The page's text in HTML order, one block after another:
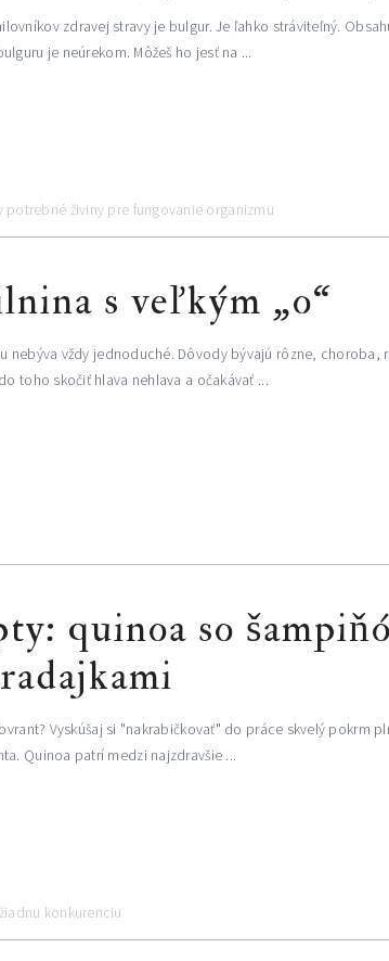
zdravej stravy je bulgur. Je ľahko stráviteľný.
je neúrekom. Môžeš ho jesť na ...
s veľkým „o“
nebýva vždy jednoduché. Dôvody bývajú rôzne,
toho skočiť hlava nehlava a očakávať ...
quinoa so
Vyskúšaj si "nakrabičkovať" do práce skvelý pokrm
Quinoa patrí medzi najzdravšie ...